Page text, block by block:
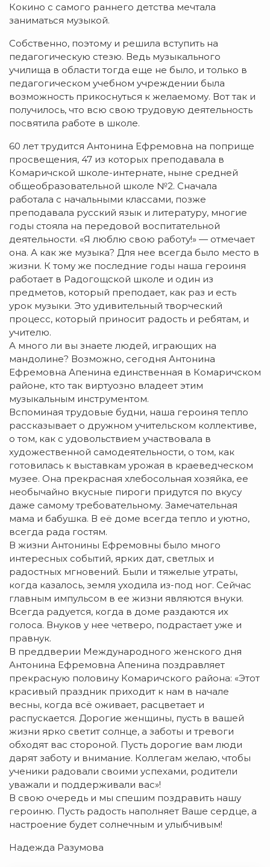
Кокино с самого раннего детства мечтала
заниматься музыкой.
Собственно, поэтому и решила вступить на
педагогическую стезю. Ведь музыкального
училища в области тогда еще не было, и только в
педагогическом учебном учреждении была
возможность прикоснуться к желаемому. Вот так и
получилось, что всю свою трудовую деятельность
посвятила работе в школе.
60 лет трудится Антонина Ефремовна на поприще
просвещения, 47 из которых преподавала в
Комаричской школе-интернате, ныне средней
общеобразовательной школе №2. Сначала
работала с начальными классами, позже
преподавала русский язык и литературу, многие
годы стояла на передовой воспитательной
деятельности. «Я люблю свою работу!» — отмечает
она. А как же музыка? Для нее всегда было место в
жизни. К тому же последние годы наша героиня
работает в Радогощской школе и один из
предметов, который преподает, как раз и есть
урок музыки. Это удивительный творческий
процесс, который приносит радость и ребятам, и
учителю.
А много ли вы знаете людей, играющих на
мандолине? Возможно, сегодня Антонина
Ефремовна Апенина единственная в Комаричском
районе, кто так виртуозно владеет этим
музыкальным инструментом.
Вспоминая трудовые будни, наша героиня тепло
рассказывает о дружном учительском коллективе,
о том, как с удовольствием участвовала в
художественной самодеятельности, о том, как
готовилась к выставкам урожая в краеведческом
музее. Она прекрасная хлебосольная хозяйка, ее
необычайно вкусные пироги придутся по вкусу
даже самому требовательному. Замечательная
мама и бабушка. В её доме всегда тепло и уютно,
всегда рада гостям.
В жизни Антонины Ефремовны было много
интересных событий, ярких дат, светлых и
радостных мгновений. Были и тяжелые утраты,
когда казалось, земля уходила из-под ног. Сейчас
главным импульсом в ее жизни являются внуки.
Всегда радуется, когда в доме раздаются их
голоса. Внуков у нее четверо, подрастает уже и
правнук.
В преддверии Международного женского дня
Антонина Ефремовна Апенина поздравляет
прекрасную половину Комаричского района: «Этот
красивый праздник приходит к нам в начале
весны, когда всё оживает, расцветает и
распускается. Дорогие женщины, пусть в вашей
жизни ярко светит солнце, а заботы и тревоги
обходят вас стороной. Пусть дорогие вам люди
дарят заботу и внимание. Коллегам желаю, чтобы
ученики радовали своими успехами, родители
уважали и поддерживали вас»!
В свою очередь и мы спешим поздравить нашу
героиню. Пусть радость наполняет Ваше сердце, а
настроение будет солнечным и улыбчивым!
Надежда Разумова